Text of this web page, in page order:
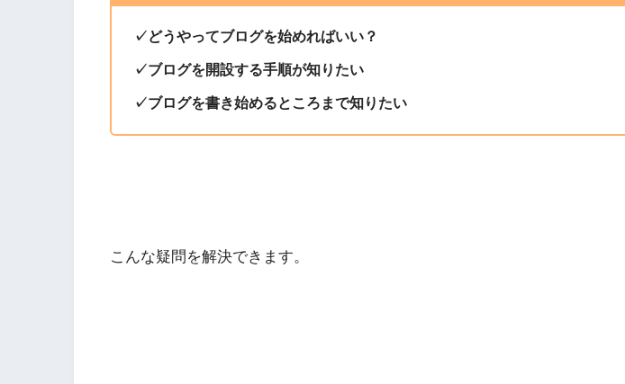
✓どうやってブログを始めればいい？
✓ブログを開設する手順が知りたい
✓ブログを書き始めるところまで知りたい
こんな疑問を解決できます。